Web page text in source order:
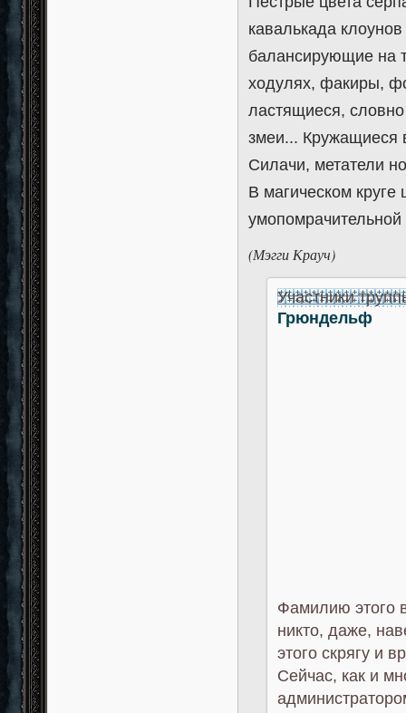
кавалькада
балансирующие на
ходулях, факиры,
ластящиеся,
змеи... Кружащиеся
Силачи, метатели
В магическом круге
умопомрачительной
(Мэгги Крауч)
Участники
Грюндельф
Фамилию этого
никто, даже,
этого скрягу и
Сейчас, как и